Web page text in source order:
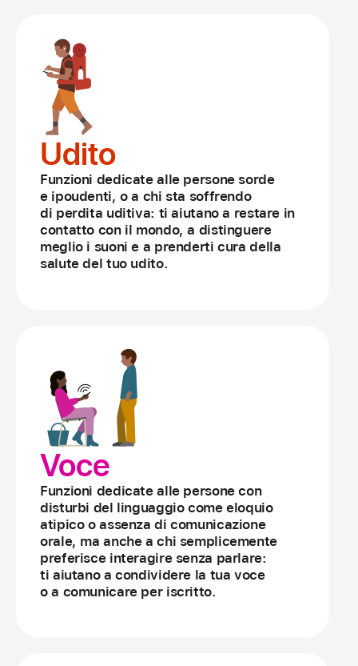
Udito
Funzioni dedicate alle persone sorde
e ipoudenti, o a chi sta soffrendo
di perdita uditiva: ti aiutano a restare in
contatto con il mondo, a distinguere
meglio i suoni e a prenderti cura della
salute del tuo udito.
Voce
Funzioni dedicate alle persone con
disturbi del linguaggio come eloquio
atipico o assenza di comunicazione
orale, ma anche a chi sempli­cemente
preferisce interagire senza parlare:
ti aiutano a condividere la tua voce
o a comunicare per iscritto.